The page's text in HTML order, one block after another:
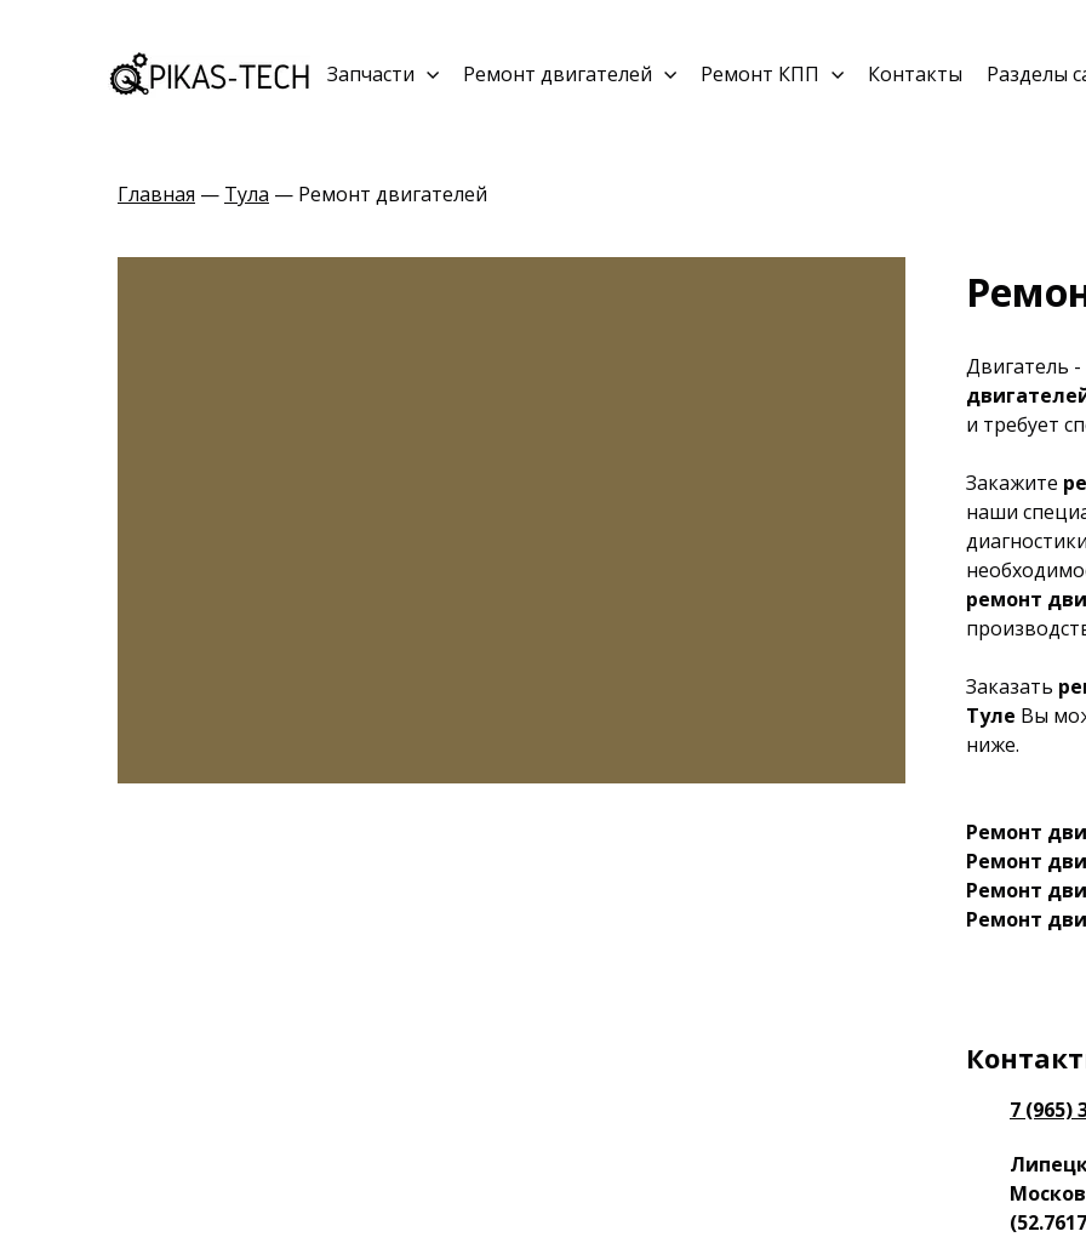
Запчасти Ремонт двигателей Ремонт КПП Контакты Разделы
Главная — Тула — Ремонт двигателей
Двигатель
и требует
Закажите
наши
ремонт
Заказать
Туле Вы
ниже.
Ремонт
Ремонт
Ремонт
Ремонт
7 (965)